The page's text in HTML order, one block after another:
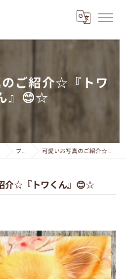
ご紹介☆『トワ
』😊☆
ブログ 可愛いお写真のご紹介☆『トワくん』😊☆
介☆『トワくん』😊☆